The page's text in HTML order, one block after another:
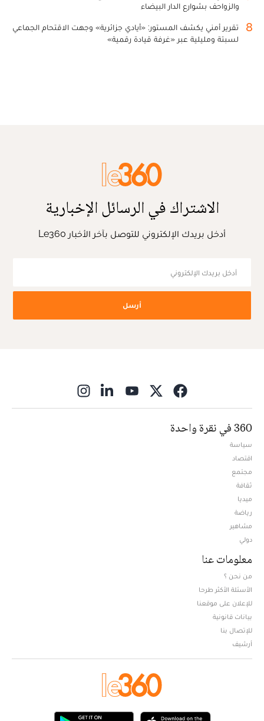
والزواحف بشوارع الدار البيضاء
8
تقرير أمني يكشف المستور: «أيادي جزائرية» وجهت الاقتحام الجماعي
لسبتة ومليلية عبر «غرفة قيادة رقمية»
الاشتراك في الرسائل الإخبارية
أدخل بريدك الإلكتروني للتوصل بآخر الأخبار Le360
أرسل
360 في نقرة واحدة
سياسة
اقتصاد
مجتمع
ثقافة
ميديا
رياضة
مشاهير
دولي
معلومات عنا
من نحن ؟
الأسئلة الأكثر طرحا
للإعلان على موقعنا
بيانات قانونية
للإتصال بنا
أرشيف